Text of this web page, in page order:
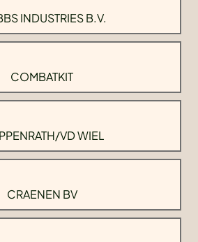
INDUSTRIES B.V.
COMBATKIT
VD WIEL
CRAENEN BV